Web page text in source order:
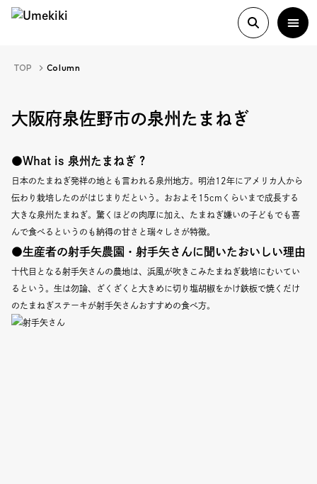
About
History
Food Study
Column
Paper
Event
TOP Column
大阪府泉佐野市の泉州たまねぎ
●What is 泉州たまねぎ ?
日本のたまねぎ発祥の地とも言われる泉州地方。明治12年にアメリカ人から
伝わり栽培したのがはじまりだという。おおよそ15cmくらいまで成長する
大きな泉州たまねぎ。驚くほどの肉厚に加え、たまねぎ嫌いの子どもでも喜
んで食べるというのも納得の甘さと瑞々しさが特徴。
●生産者の射手矢農園・射手矢さんに聞いたおいしい理由
十代目となる射手矢さんの農地は、浜風が吹きこみたまねぎ栽培にむいてい
るという。生は勿論、ざくざくと大きめに切り塩胡椒をかけ鉄板で焼くだけ
のたまねぎステーキが射手矢さんおすすめの食べ方。